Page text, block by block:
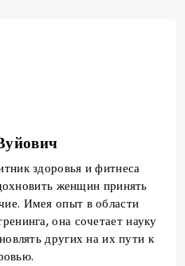
здоровья и фитнеса
женщин принять
Имея опыт в области
она сочетает науку
других на их пути к